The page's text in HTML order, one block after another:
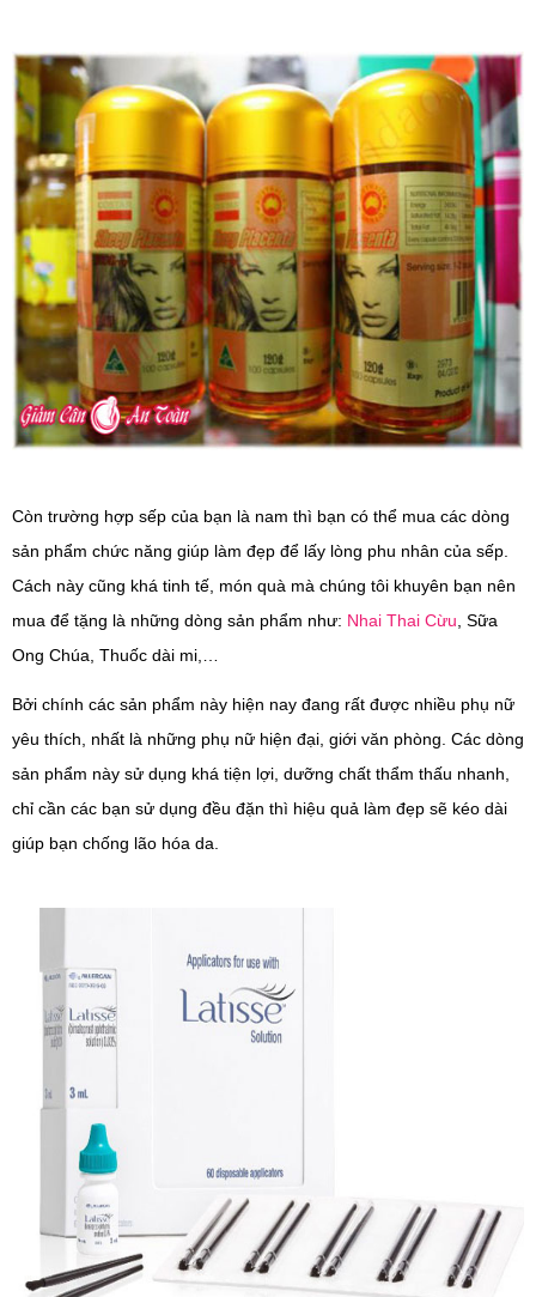
Còn trường hợp sếp của bạn là nam thì bạn có thể mua các dòng
sản phẩm chức năng giúp làm đẹp để lấy lòng phu nhân của sếp.
Cách này cũng khá tinh tế, món quà mà chúng tôi khuyên bạn nên
mua để tặng là những dòng sản phẩm như: Nhai Thai Cừu , Sữa
Ong Chúa, Thuốc dài mi,…
Bởi chính các sản phẩm này hiện nay đang rất được nhiều phụ nữ
yêu thích, nhất là những phụ nữ hiện đại, giới văn phòng. Các dòng
sản phẩm này sử dụng khá tiện lợi, dưỡng chất thẩm thấu nhanh,
chỉ cần các bạn sử dụng đều đặn thì hiệu quả làm đẹp sẽ kéo dài
giúp bạn chống lão hóa da.